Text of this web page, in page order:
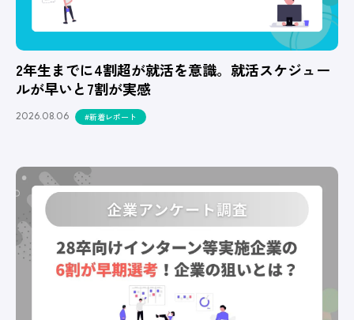
2年生までに4割超が就活を意識。就活スケジュー
ルが早いと7割が実感
2026.08.06 #新着レポート